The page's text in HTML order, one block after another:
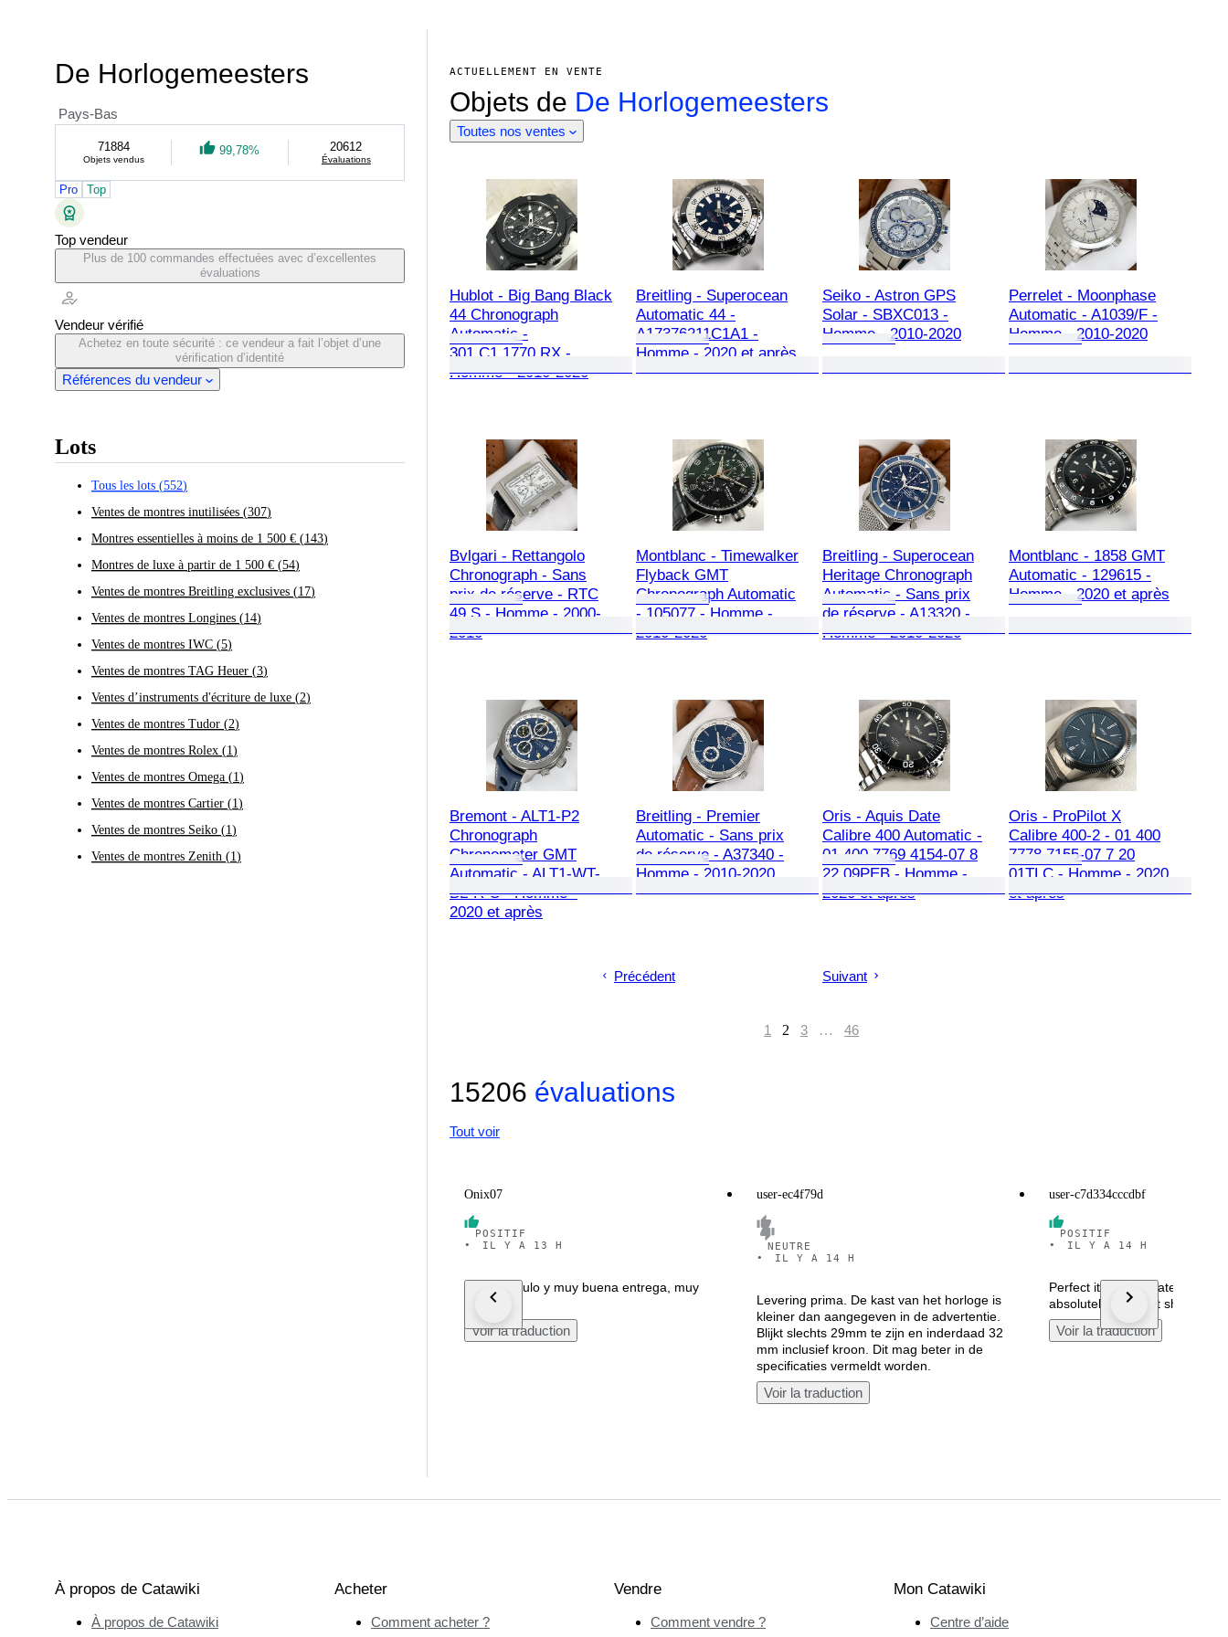
De Horlogemeesters
Pays-Bas
71884
Objets vendus
99,78% 20612
Évaluations
Pro Top
Top vendeur
Plus de 100 commandes effectuées avec d’excellentes
évaluations
Vendeur vérifié
Achetez en toute sécurité : ce vendeur a fait l’objet d’une
vérification d’identité
Références du vendeur
Lots
Tous les lots (552)
Ventes de montres inutilisées (307)
Montres essentielles à moins de 1 500 € (143)
Montres de luxe à partir de 1 500 € (54)
Ventes de montres Breitling exclusives (17)
Ventes de montres Longines (14)
Ventes de montres IWC (5)
Ventes de montres TAG Heuer (3)
Ventes d’instruments d'écriture de luxe (2)
Ventes de montres Tudor (2)
Ventes de montres Rolex (1)
Ventes de montres Omega (1)
Ventes de montres Cartier (1)
Ventes de montres Seiko (1)
Ventes de montres Zenith (1)
ACTUELLEMENT EN VENTE
Objets de De Horlogemeesters
Toutes nos ventes
Hublot - Big Bang Black
44 Chronograph
Automatic -
301.C1.1770.RX -
Homme - 2010-2020
Breitling - Superocean
Automatic 44 -
A17376211C1A1 -
Homme - 2020 et après
Seiko - Astron GPS
Solar - SBXC013 -
Homme - 2010-2020
Perrelet - Moonphase
Automatic - A1039/F -
Homme - 2010-2020
Bvlgari - Rettangolo
Chronograph - Sans
prix de réserve - RTC
49 S - Homme - 2000-
2010
Montblanc - Timewalker
Flyback GMT
Chronograph Automatic
- 105077 - Homme -
2010-2020
Breitling - Superocean
Heritage Chronograph
Automatic - Sans prix
de réserve - A13320 -
Homme - 2010-2020
Montblanc - 1858 GMT
Automatic - 129615 -
Homme - 2020 et après
Bremont - ALT1-P2
Chronograph
Chronometer GMT
Automatic - ALT1-WT-
BL-R-S - Homme -
2020 et après
Breitling - Premier
Automatic - Sans prix
de réserve - A37340 -
Homme - 2010-2020
Oris - Aquis Date
Calibre 400 Automatic -
01 400 7769 4154-07 8
22 09PEB - Homme -
2020 et après
Oris - ProPilot X
Calibre 400-2 - 01 400
7778 7155-07 7 20
01TLC - Homme - 2020
et après
Précédent Suivant
1 2 3 … 46
15206 évaluations
Tout voir
Onix07
POSITIF
•
IL Y A 13 H
buen artículo y muy buena entrega, muy
rápido
Voir la traduction
user-ec4f79d
NEUTRE
•
IL Y A 14 H
Levering prima. De kast van het horloge is
kleiner dan aangegeven in de advertentie.
Blijkt slechts 29mm te zijn en inderdaad 32
mm inclusief kroon. Dit mag beter in de
specificaties vermeldt worden.
Voir la traduction
user-c7d334cccdbf
POSITIF
•
IL Y A 14 H
Perfect item, accurate
absolutely pleasant shopping
Voir la traduction
À propos de Catawiki
À propos de Catawiki
Acheter
Comment acheter ?
Vendre
Comment vendre ?
Mon Catawiki
Centre d’aide